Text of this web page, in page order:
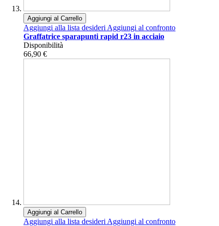
Aggiungi al Carrello
Aggiungi alla lista desideriAggiungi al confronto
Graffatrice sparapunti rapid r23 in acciaio
Disponibilità
66,90 €
Aggiungi al Carrello
Aggiungi alla lista desideriAggiungi al confronto